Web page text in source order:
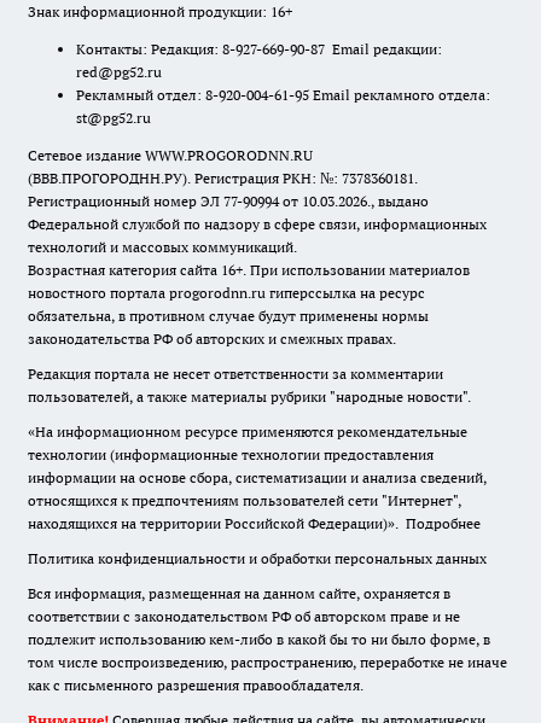
Знак информационной продукции: 16+
Контакты: Редакция: 8-927-669-90-87 Email редакции:
red@pg52.ru
Рекламный отдел: 8-920-004-61-95 Email рекламного отдела:
st@pg52.ru
Сетевое издание WWW.PROGORODNN.RU
(ВВВ.ПРОГОРОДНН.РУ). Регистрация РКН: №: 7378360181.
Регистрационный номер ЭЛ 77-90994 от 10.03.2026., выдано
Федеральной службой по надзору в сфере связи, информационных
технологий и массовых коммуникаций.
Возрастная категория сайта 16+. При использовании материалов
новостного портала progorodnn.ru гиперссылка на ресурс
обязательна, в противном случае будут применены нормы
законодательства РФ об авторских и смежных правах.
Редакция портала не несет ответственности за комментарии
пользователей, а также материалы рубрики "народные новости".
«На информационном ресурсе применяются рекомендательные
технологии (информационные технологии предоставления
информации на основе сбора, систематизации и анализа сведений,
относящихся к предпочтениям пользователей сети "Интернет",
находящихся на территории Российской Федерации)». Подробнее
Политика конфиденциальности и обработки персональных данных
Вся информация, размещенная на данном сайте, охраняется в
соответствии с законодательством РФ об авторском праве и не
подлежит использованию кем-либо в какой бы то ни было форме, в
том числе воспроизведению, распространению, переработке не иначе
как с письменного разрешения правообладателя.